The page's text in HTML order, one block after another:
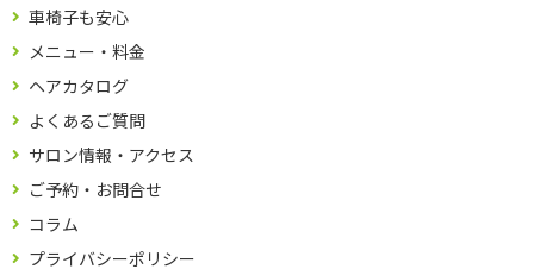
車椅子も安心
メニュー・料金
ヘアカタログ
よくあるご質問
サロン情報・アクセス
ご予約・お問合せ
コラム
プライバシーポリシー